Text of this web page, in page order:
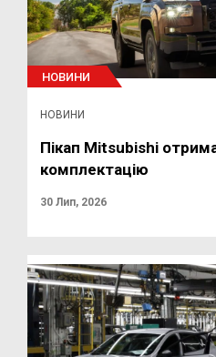
НОВИНИ
НОВИНИ
Пікап Mitsubishi
комплектацію
30 Лип, 2026